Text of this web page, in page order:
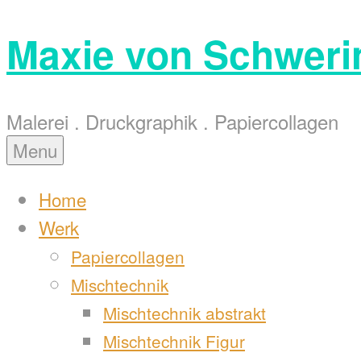
Skip
to
Maxie von
Malerei . Druckgraphik . Papiercollagen
Menu
Home
Werk
Papiercollagen
Mischtechnik
Mischtechnik abstrakt
Mischtechnik Figur